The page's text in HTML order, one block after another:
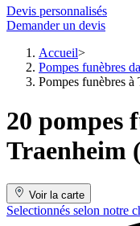
Devis personnalisés
Demander un devis
Accueil
Pompes funèbres
Pompes funèbres à
20 pompes
Traenheim
Voir la carte
Selectionnés selon notre